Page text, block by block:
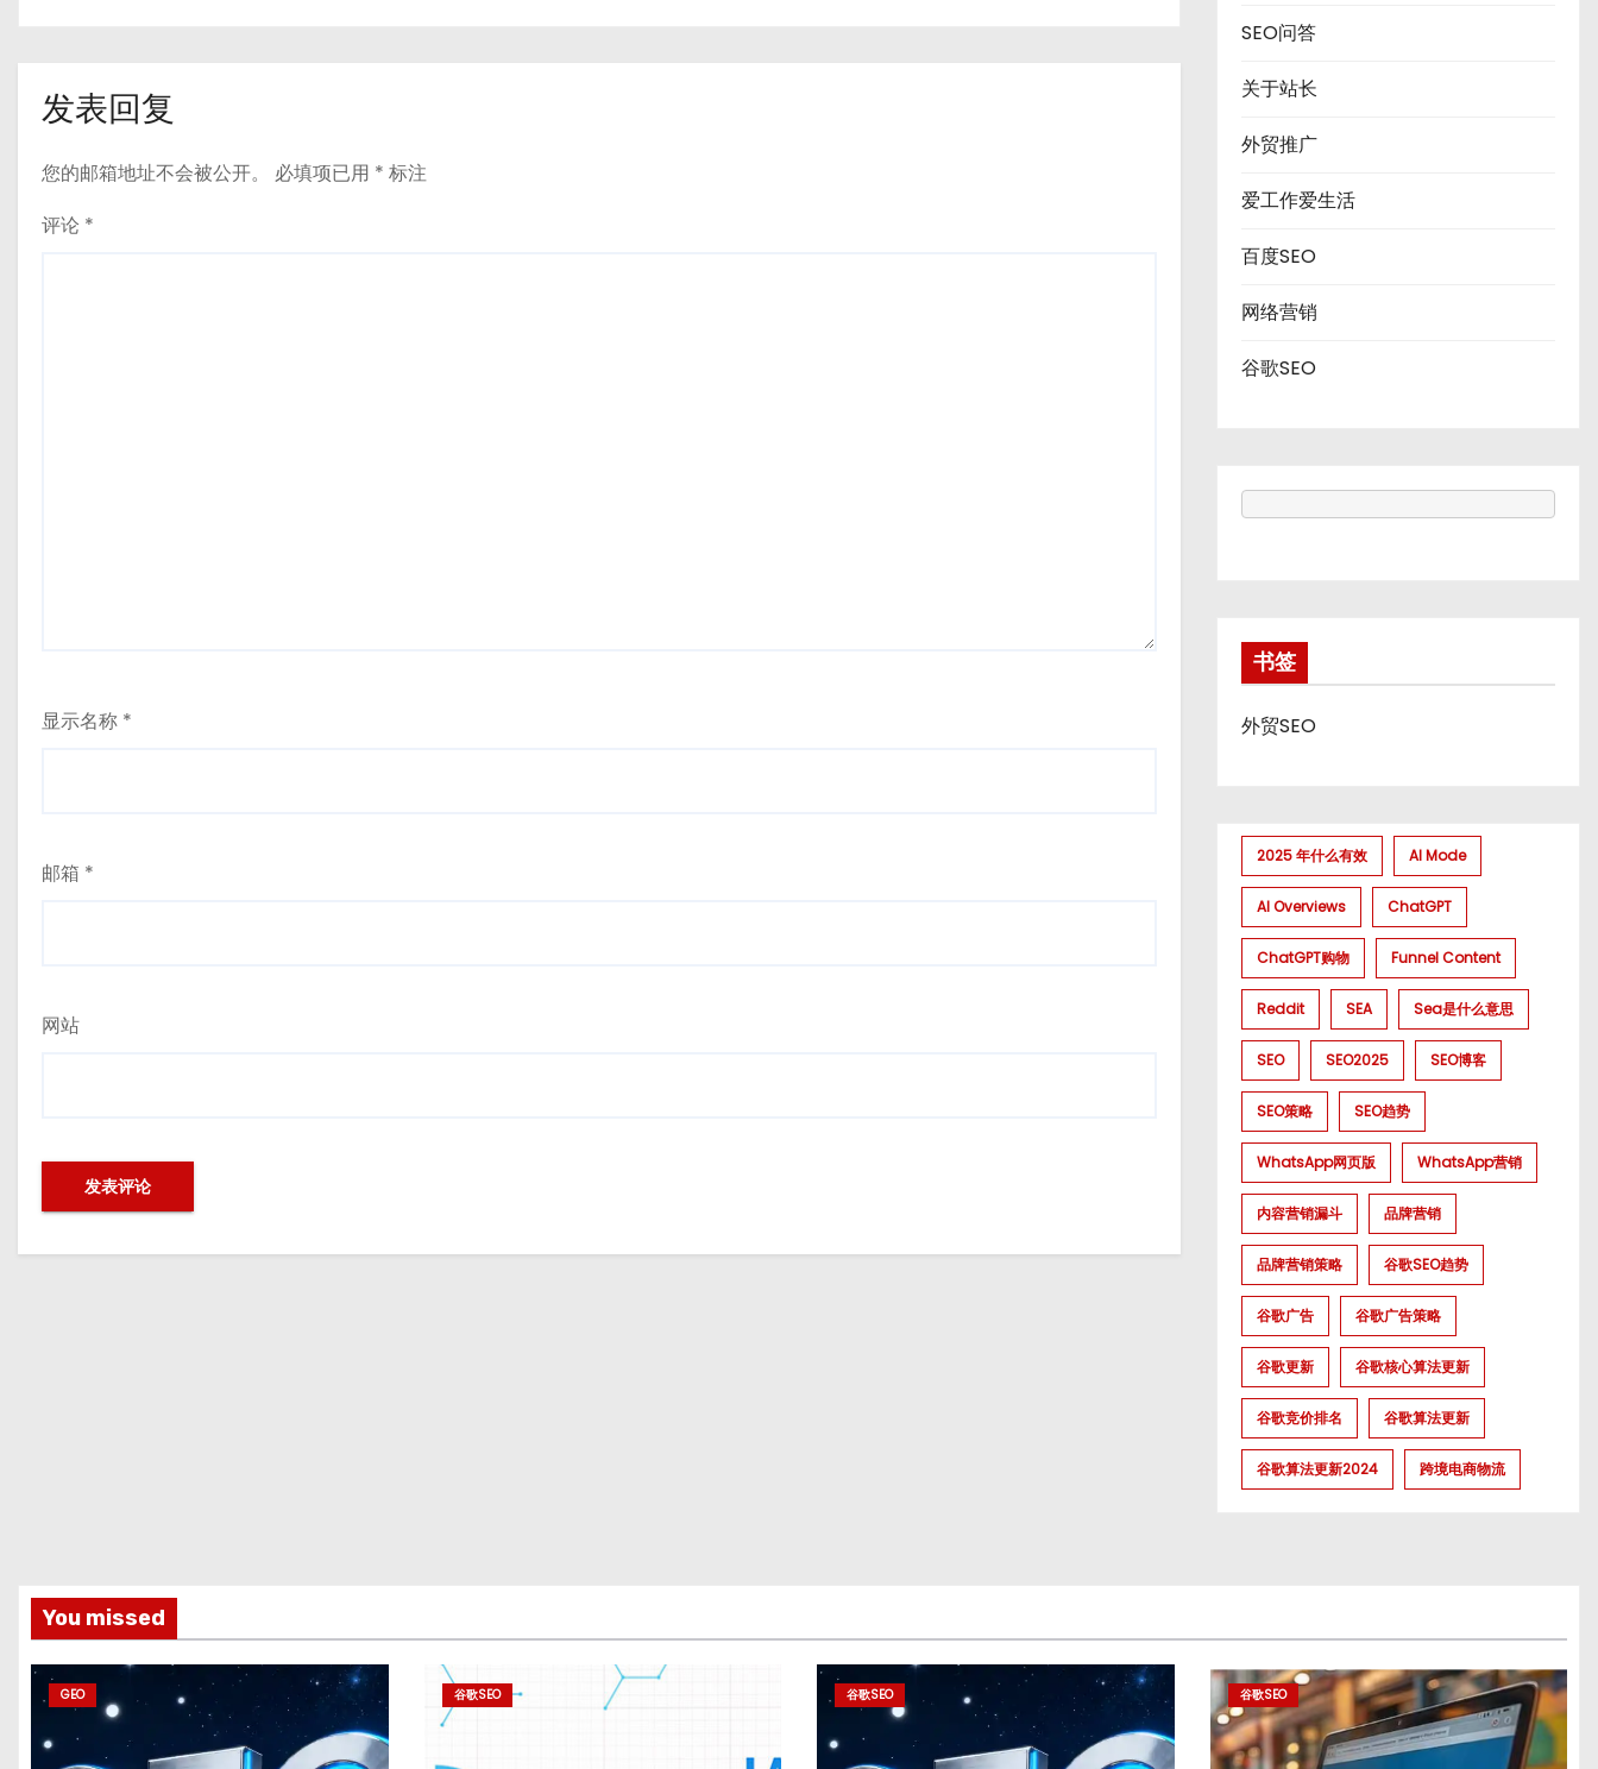
发表回复
您的邮箱地址不会被公开。 必填项已用 * 标注
评论 *
显示名称 *
邮箱 *
网站
SEO问答
关于站长
外贸推广
爱工作爱生活
百度SEO
网络营销
谷歌SEO
书签
外贸SEO
2025 年什么有效 AI Mode
AI Overviews ChatGPT
ChatGPT购物 Funnel Content
Reddit SEA Sea是什么意思
SEO SEO2025 SEO博客
SEO策略 SEO趋势
WhatsApp网页版 WhatsApp营销
内容营销漏斗 品牌营销
品牌营销策略 谷歌SEO趋势
谷歌广告 谷歌广告策略
谷歌更新 谷歌核心算法更新
谷歌竞价排名 谷歌算法更新
谷歌算法更新2024 跨境电商物流
You missed
GEO 谷歌SEO 谷歌SEO 谷歌SEO